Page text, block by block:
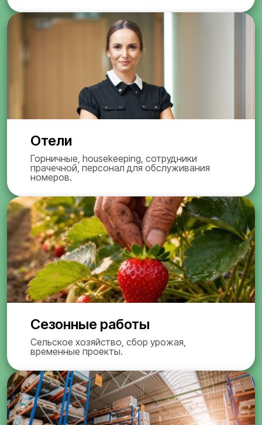
Отели
Горничные, housekeeping, сотрудники
прачечной, персонал для обслуживания
номеров.
Сезонные работы
Сельское хозяйство, сбор урожая,
временные проекты.